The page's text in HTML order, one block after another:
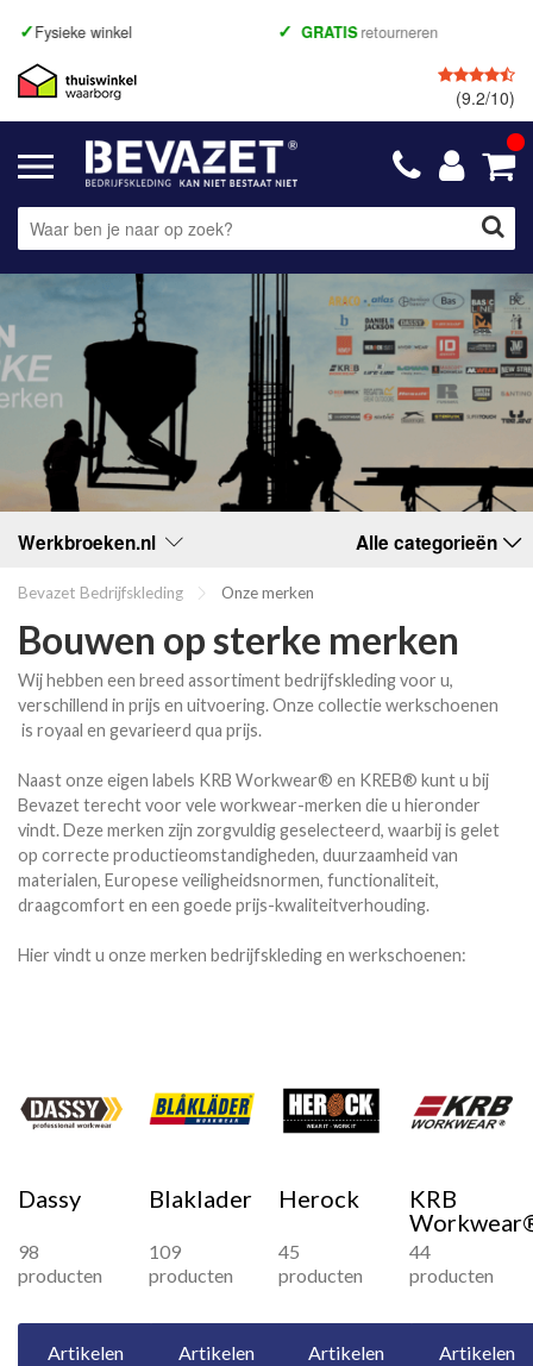
Fysieke winkel GRATIS retourneren
(9.2/10)
Werkbroeken.nl Alle categorieën
Bevazet Bedrijfskleding Onze merken
Bouwen op sterke merken
Wij hebben een breed assortiment bedrijfskleding voor u,
verschillend in prijs en uitvoering. Onze collectie werkschoenen
is royaal en gevarieerd qua prijs.
Naast onze eigen labels KRB Workwear® en KREB® kunt u bij
Bevazet terecht voor vele workwear-merken die u hieronder
vindt. Deze merken zijn zorgvuldig geselecteerd, waarbij is gelet
op correcte productieomstandigheden, duurzaamheid van
materialen, Europese veiligheidsnormen, functionaliteit,
draagcomfort en een goede prijs-kwaliteitverhouding.
Hier vindt u onze merken bedrijfskleding en werkschoenen:
Dassy
98
producten
Artikelen
Blaklader
109
producten
Artikelen
Herock
45
producten
Artikelen
KRB
44
producten
Artikelen